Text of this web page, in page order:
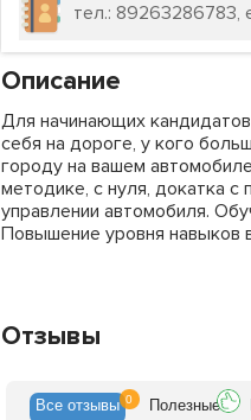
тел.: 89263286783,
Описание
Для начинающих
себя на дороге, у кого
городу на вашем
методике, с нуля, докатка с
управлении автомобиля.
Повышение уровня навыков
Отзывы
Все отзывы 0 Полезные